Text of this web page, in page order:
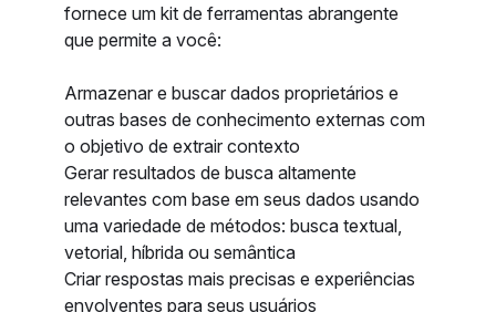
fornece um kit de ferramentas abrangente
que permite a você:
Armazenar e buscar dados proprietários e
outras bases de conhecimento externas com
o objetivo de extrair contexto
Gerar resultados de busca altamente
relevantes com base em seus dados usando
uma variedade de métodos: busca textual,
vetorial, híbrida ou semântica
Criar respostas mais precisas e experiências
envolventes para seus usuários